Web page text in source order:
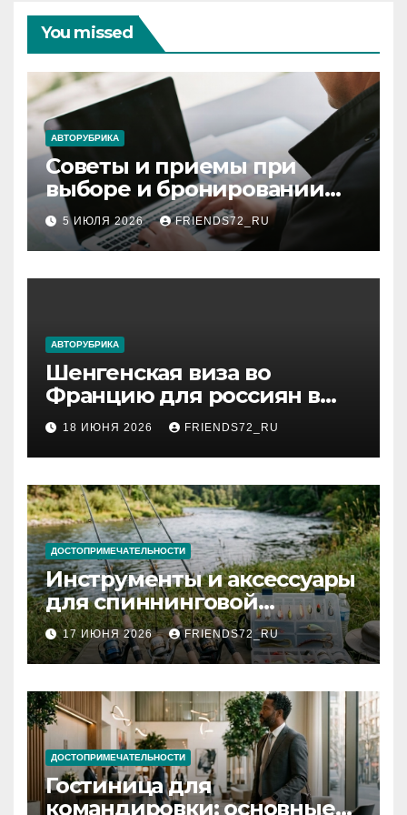
You missed
АВТОРУБРИКА
Советы и приемы при
выборе и бронировании
авиабилетов
5 ИЮЛЯ 2026 FRIENDS72_RU
АВТОРУБРИКА
Шенгенская виза во
Францию для россиян в
2026 году: сроки от 3 дней
и список необходимых
документов
18 ИЮНЯ 2026 FRIENDS72_RU
ДОСТОПРИМЕЧАТЕЛЬНОСТИ
Инструменты и аксессуары
для спиннинговой
рыбалки: назначение и
типы
17 ИЮНЯ 2026 FRIENDS72_RU
ДОСТОПРИМЕЧАТЕЛЬНОСТИ
Гостиница для
командировки: основные